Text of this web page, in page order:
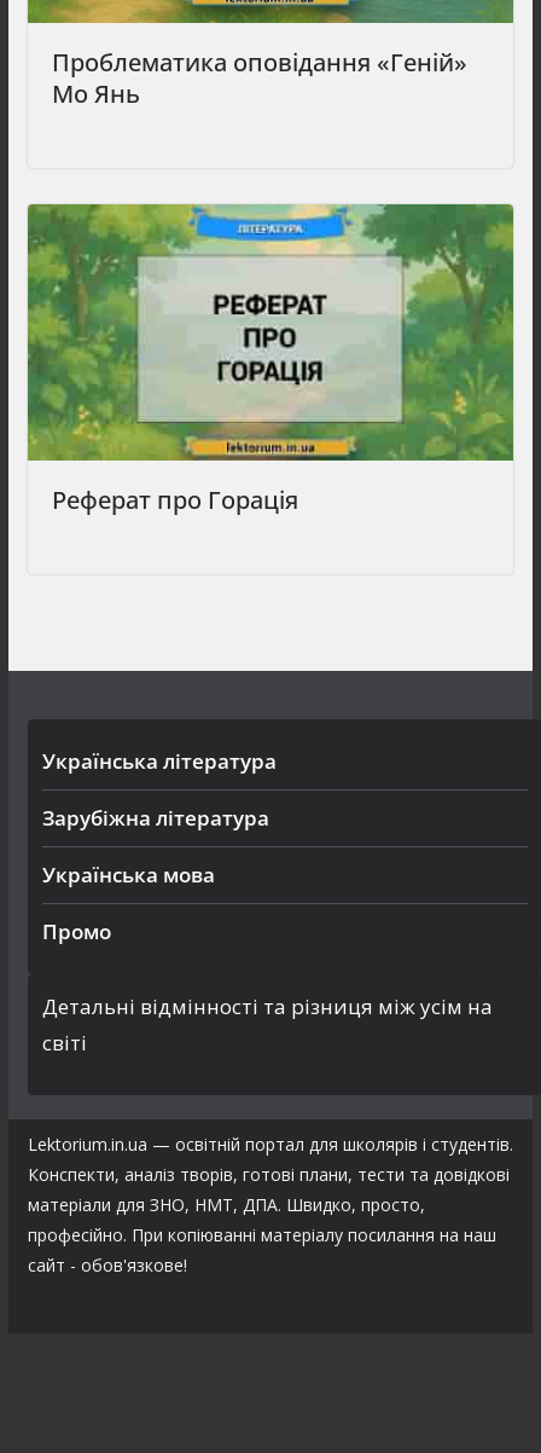
Проблематика оповідання «Геній»
Мо Янь
Реферат про Горація
Українська література
Зарубіжна література
Українська мова
Промо
Детальні відмінності та різниця між усім на
світі
Lektorium.in.ua — освітній портал для школярів і студентів.
Конспекти, аналіз творів, готові плани, тести та довідкові
матеріали для ЗНО, НМТ, ДПА. Швидко, просто,
професійно. При копіюванні матеріалу посилання на наш
сайт - обов'язкове!